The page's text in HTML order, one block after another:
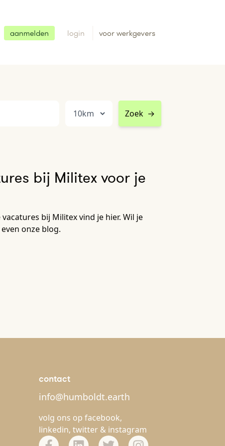
aanmelden login voor werkgevers
Zoek →
bij Militex voor je
bij Militex vind je hier. Wil je
onze blog.
contact
info@humboldt.earth
volg ons op facebook,
linkedin, twitter & instagram